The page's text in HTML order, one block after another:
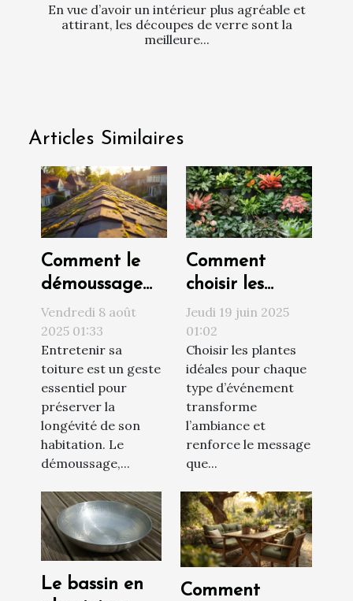
En vue d’avoir un intérieur plus agréable et
attirant, les découpes de verre sont la
meilleure...
Articles Similaires
Comment le
démoussage
prolonge la
durée de vie
de votre
toiture ?
Vendredi 8 août
2025 01:33
Entretenir sa
toiture est un geste
essentiel pour
préserver la
longévité de son
habitation. Le
démoussage,...
Comment
choisir les
meilleures
plantes pour
chaque type
d'événement
Jeudi 19 juin 2025
01:02
Choisir les plantes
idéales pour chaque
type d’événement
transforme
l’ambiance et
renforce le message
que...
Le bassin en
Comment